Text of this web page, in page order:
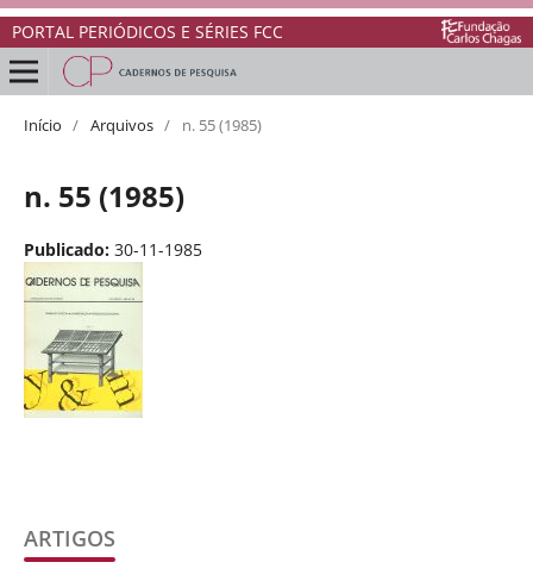
PORTAL PERIÓDICOS E SÉRIES FCC
Início / Arquivos / n. 55 (1985)
n. 55 (1985)
Publicado: 30-11-1985
ARTIGOS